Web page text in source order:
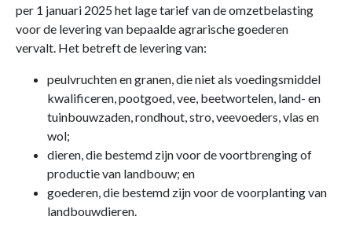
per 1 januari 2025 het lage tarief van de omzetbelasting
voor de levering van bepaalde agrarische goederen
vervalt. Het betreft de levering van:
peulvruchten en granen, die niet als voedingsmiddel
kwalificeren, pootgoed, vee, beetwortelen, land- en
tuinbouwzaden, rondhout, stro, veevoeders, vlas en
wol;
dieren, die bestemd zijn voor de voortbrenging of
productie van landbouw; en
goederen, die bestemd zijn voor de voorplanting van
landbouwdieren.